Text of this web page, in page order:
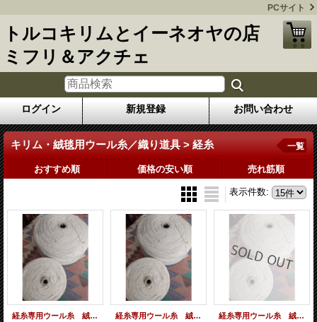
PCサイト
トルコキリムとイーネオヤの店
ミフリ＆アクチェ
ログイン 新規登録 お問い合わせ
キリム・絨毯用ウール糸／織り道具 > 経糸 一覧
おすすめ順 価格の安い順 売れ筋順
表示件数:
経糸専用ウール糸 絨毯用 キリム用 重量約2015g
経糸専用ウール糸 絨毯用 キリム用 1メートルから必要なだけメートル売り
経糸専用ウール糸 絨毯用 キリム用 重量約2065g